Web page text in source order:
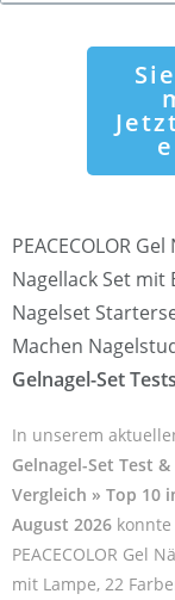
PEACECOLOR
Nagellack Set mit
Nagelset
Machen
Gelnagel-Set
In unserem
Gelnagel-Set Test &
Vergleich » Top 10
August 2026
PEACECOLOR Gel
mit Lampe, 22